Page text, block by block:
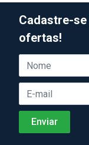
Cadastre-
ofertas!